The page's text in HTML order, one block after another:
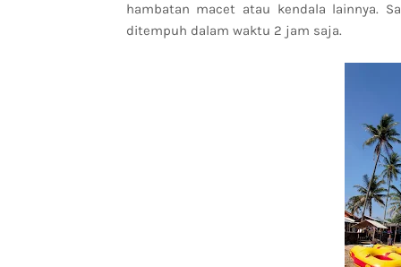
hambatan macet atau kendala lainnya.
ditempuh dalam waktu 2 jam saja.